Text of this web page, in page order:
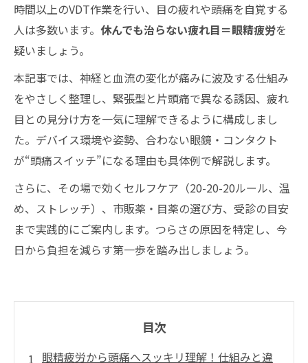
時間以上のVDT作業を行い、目の疲れや頭痛を自覚する
人は多数います。 休んでも治らない疲れ目＝眼精疲労を
疑いましょう。
本記事では、神経と血流の変化が痛みに波及する仕組み
をやさしく整理し、緊張型と片頭痛で異なる誘因、疲れ
目との見分け方を一気に理解できるように構成しまし
た。デバイス環境や姿勢、合わない眼鏡・コンタクト
が“頭痛スイッチ”になる理由も具体例で解説します。
さらに、その場で効くセルフケア（20-20-20ルール、温
め、ストレッチ）、市販薬・目薬の選び方、受診の目安
まで実践的にご案内します。つらさの原因を特定し、今
日から負担を減らす第一歩を踏み出しましょう。
目次
眼精疲労から頭痛へスッキリ理解！仕組みと違